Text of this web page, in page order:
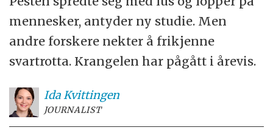
mennesker, antyder ny studie. Men
andre forskere nekter å frikjenne
svartrotta. Krangelen har pågått i årevis.
IdaKvittingen
JOURNALIST